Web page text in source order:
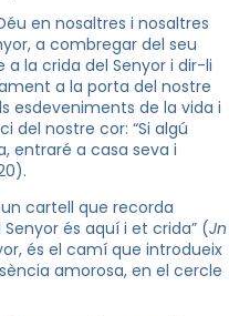
en nosaltres i nosaltres
a combregar del seu
a la crida del Senyor i dir-li
a la porta del nostre
esdeveniments de la vida i
del nostre cor: “Si algú
entraré a casa seva i
un cartell que recorda
és aquí i et crida” (Jn
és el camí que introdueix
amorosa, en el cercle